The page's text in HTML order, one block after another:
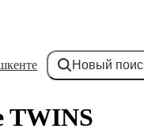
Новый
TWINS